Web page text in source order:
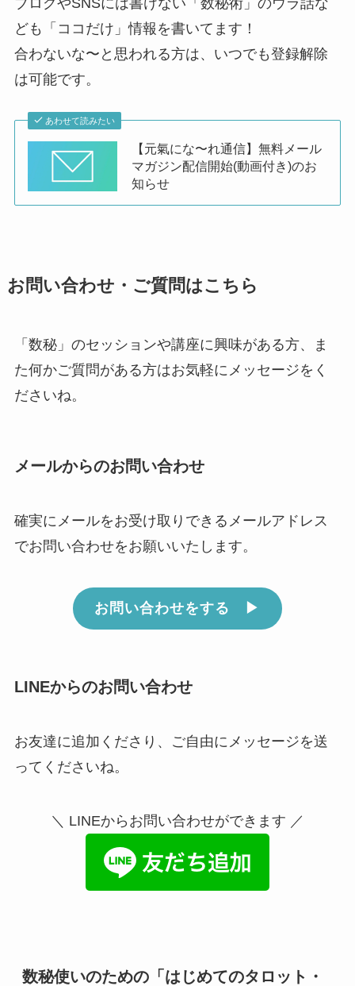
ども「ココだけ」情報を書いてます！
合わないな〜と思われる方は、いつでも登録解除
は可能です。
あわせて読みたい
【元氣にな〜れ通信】無料メール
マガジン配信開始(動画付き)のお
知らせ
お問い合わせ・ご質問はこちら
「数秘」のセッションや講座に興味がある方、ま
た何かご質問がある方はお気軽にメッセージをく
ださいね。
メールからのお問い合わせ
確実にメールをお受け取りできるメールアドレス
でお問い合わせをお願いいたします。
お問い合わせをする ▶︎
LINEからのお問い合わせ
お友達に追加くださり、ご自由にメッセージを送
ってくださいね。
＼ LINEからお問い合わせができます ／
数秘使いのための「はじめてのタロット・